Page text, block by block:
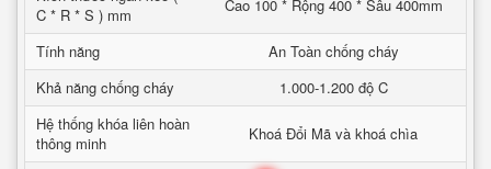
C * R * S ) mm
Cao 100 * Rộng 400 * Sâu 400mm
Tính năng
An Toàn chống cháy
Khả năng chống cháy
1.000-1.200 độ C
Hệ thống khóa liên hoàn
thông minh
Khoá Đổi Mã và khoá chìa